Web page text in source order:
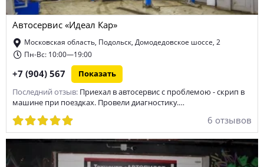
ремонт дизельных двигателей ремонт МКПП
диагностика МКПП сход-развал
ремонт боковых порезов шин
ремонт электронных систем управления автомобиля
техническое обслуживание автомобиля хранение шин
ремонт тормозной системы замена фильтров автомобиля
ремонт генератора автомобиля ремонт стартера
Автосервис «Идеал Кар»
Московская область, Подольск, Домодедовское шоссе, 2
Пн-Вс: 10:00—19:00
+7 (904) 567 Показать
Последний отзыв: Приехал в автосервис с проблемою - скрип в
машине при поездках. Провели диагностику.…
6 отзывов